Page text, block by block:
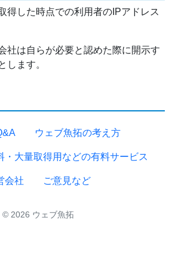
得した時点での利用者のIPアドレス
社は自らが必要と認めた際に開示す
します。
ウェブ魚拓の考え方
・大量取得用などの有料サービス
会社 ご意見など
© 2026 ウェブ魚拓